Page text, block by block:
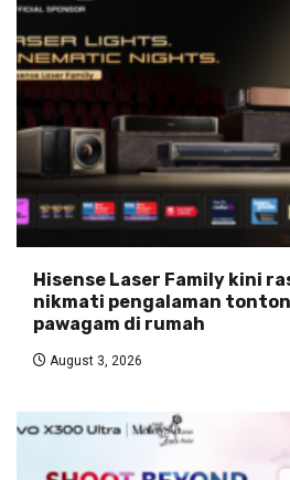
Hisense Laser Family kini
nikmati pengalaman
pawagam di rumah
August 3, 2026